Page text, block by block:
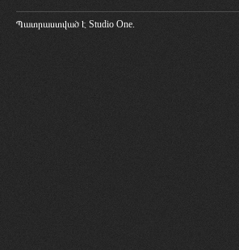
Պատրաստված է Studio One.